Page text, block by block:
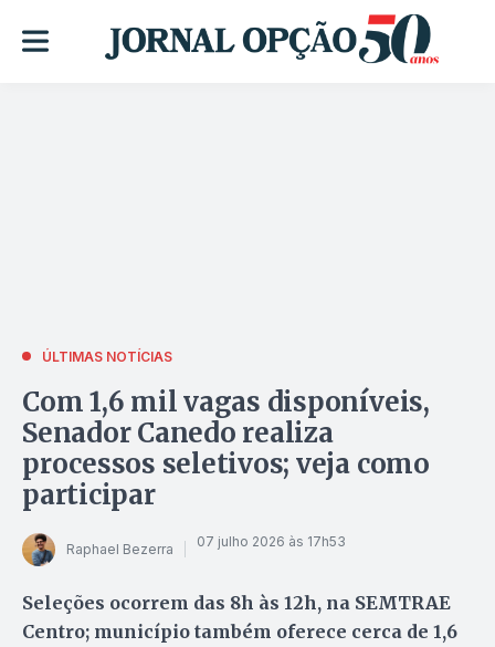
ÚLTIMAS NOTÍCIAS
Com 1,6 mil vagas disponíveis,
Senador Canedo realiza
processos seletivos; veja como
participar
Raphael Bezerra 07 julho 2026 às 17h53
Seleções ocorrem das 8h às 12h, na SEMTRAE
Centro; município também oferece cerca de 1,6